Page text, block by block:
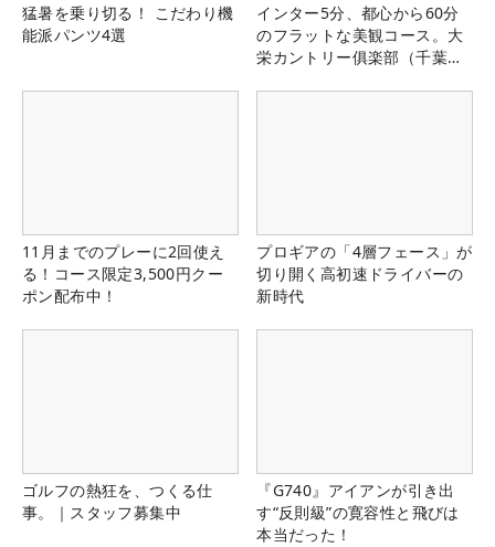
猛暑を乗り切る！ こだわり機
能派パンツ4選
インター5分、都心から60分
のフラットな美観コース。大
栄カントリー俱楽部（千葉
11月までのプレーに2回使え
る！コース限定3,500円クー
ポン配布中！
プロギアの「4層フェース」が
切り開く高初速ドライバーの
新時代
ゴルフの熱狂を、つくる仕
事。｜スタッフ募集中
『G740』アイアンが引き出
す“反則級”の寛容性と飛びは
本当だった！